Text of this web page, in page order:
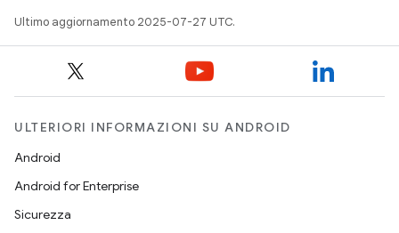
Ultimo aggiornamento 2025-07-27 UTC.
ULTERIORI INFORMAZIONI SU ANDROID
Android
Android for Enterprise
Sicurezza